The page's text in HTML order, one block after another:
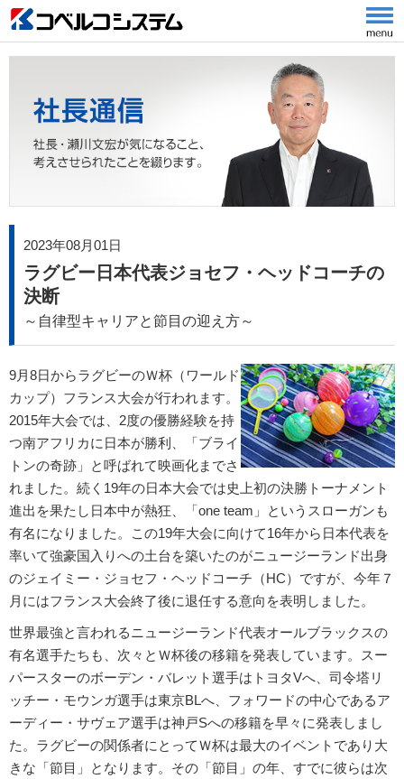
2023年08月01日
ラグビー日本代表ジョセフ・ヘッドコーチの
決断
～自律型キャリアと節目の迎え方～
9月8日からラグビーのＷ杯（ワールド
カップ）フランス大会が行われます。
2015年大会では、2度の優勝経験を持
つ南アフリカに日本が勝利、「ブライ
トンの奇跡」と呼ばれて映画化までさ
れました。続く19年の日本大会では史上初の決勝トーナメント
進出を果たし日本中が熱狂、「one team」というスローガンも
有名になりました。この19年大会に向けて16年から日本代表を
率いて強豪国入りへの土台を築いたのがニュージーランド出身
のジェイミー・ジョセフ・ヘッドコーチ（HC）ですが、今年７
月にはフランス大会終了後に退任する意向を表明しました。
世界最強と言われるニュージーランド代表オールブラックスの
有名選手たちも、次々とＷ杯後の移籍を発表しています。スー
パースターのボーデン・バレット選手はトヨタVへ、司令塔リ
ッチー・モウンガ選手は東京BLへ、フォワードの中心であるア
ーディー・サヴェア選手は神戸Sへの移籍を早々に発表しまし
た。ラグビーの関係者にとってＷ杯は最大のイベントであり大
きな「節目」となります。その「節目」の年、すでに彼らは次